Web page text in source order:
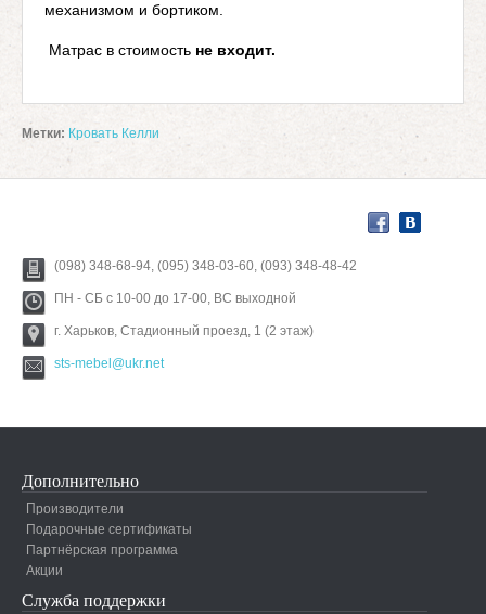
механизмом и бортиком.
Матрас в стоимость не входит.
Метки: Кровать Келли
(098) 348-68-94, (095) 348-03-60, (093) 348-48-42
ПН - СБ с 10-00 до 17-00, ВС выходной
г. Харьков, Стадионный проезд, 1 (2 этаж)
sts-mebel@ukr.net
Дополнительно
Производители
Подарочные сертификаты
Партнёрская программа
Акции
Служба поддержки